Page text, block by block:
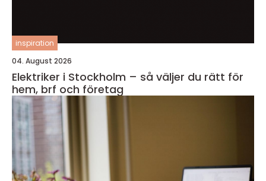
inspiration
04. August 2026
Elektriker i Stockholm – så väljer du rätt för
hem, brf och företag